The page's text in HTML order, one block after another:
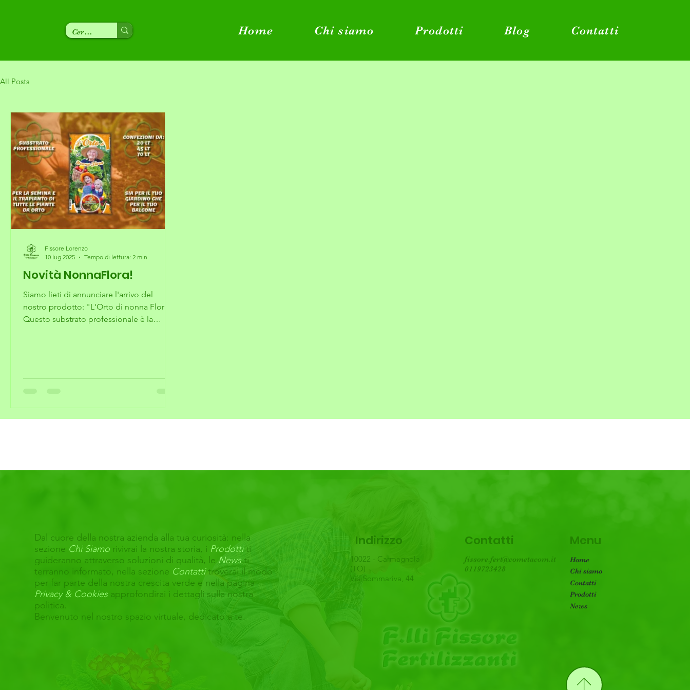
Home Chi siamo Prodotti Blog Contatti
All Posts
Novità NonnaFlora!
Siamo lieti di annunciare l'arrivo del
nostro prodotto: "L'Orto di nonna Flora".
Questo substrato professionale è la
Fissore Lorenzo
10 lug 2025
Tempo di lettura: 2 min
Dal cuore della nostra azienda alla tua curiosità: nella
sezione Chi Siamo rivivrai la nostra storia, i Prodotti ti
guideranno attraverso soluzioni di qualità, le Newsti
terranno informato, nella sezione Contattitroverai il modo
per far parte della nostra crescita verde e nella pagina
Privacy & Cookies approfondirai i dettagli sulla nostra
politica.
Benvenuto nel nostro spazio virtuale, dedicato a te.
Indirizzo
10022 - Carmagnola
(TO)
Via Sommariva, 44
Contatti
fissore.fert@cometacom.it
0119723428
Menu
Home
Chi siamo
Contatti
Prodotti
News